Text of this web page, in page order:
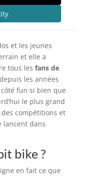
et les jeunes
et elle a
tous les fans de
les années
fun si bien que
le plus grand
compétitions et
lancent dans
bike ?
en fait ce que